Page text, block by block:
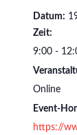
Datum:
Zeit:
9:00 -
Online
Event-
https://